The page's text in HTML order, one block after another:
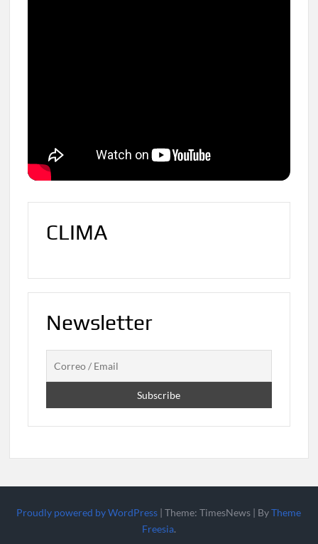
CLIMA
Newsletter
Proudly powered by WordPress |Theme: TimesNews | ByTheme
Freesia.